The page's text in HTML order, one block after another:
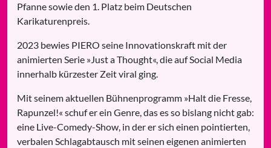
Pfanne sowie den 1. Platz beim Deutschen
Karikaturenpreis.
2023 bewies PIERO seine Innovationskraft mit der
animierten Serie »Just a Thought«, die auf Social Media
innerhalb kürzester Zeit viral ging.
Mit seinem aktuellen Bühnenprogramm »Halt die Fresse,
Rapunzel!« schuf er ein Genre, das es so bislang nicht gab:
eine Live-Comedy-Show, in der er sich einen pointierten,
verbalen Schlagabtausch mit seinen eigenen animierten